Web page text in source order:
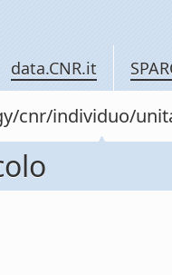
data.CNR.it
cnr/individuo/